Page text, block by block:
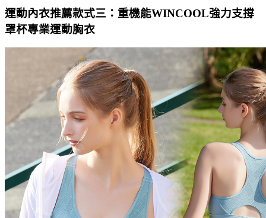
運動內衣推薦款式三：重機能WINCOOL強力支撐
罩杯專業運動胸衣